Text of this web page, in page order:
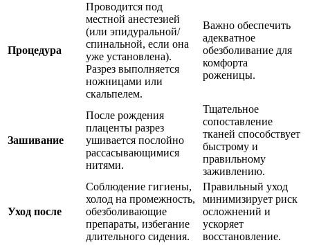
Процедура
Проводится под
местной анестезией
(или эпидуральной/
спинальной, если она
уже установлена).
Разрез выполняется
ножницами или
скальпелем.
Важно обеспечить
адекватное
обезболивание для
комфорта
роженицы.
Зашивание
После рождения
плаценты разрез
ушивается послойно
рассасывающимися
нитями.
Тщательное
сопоставление
тканей способствует
быстрому и
правильному
заживлению.
Уход после
Соблюдение гигиены,
холод на промежность,
обезболивающие
препараты, избегание
длительного сидения.
Правильный уход
минимизирует риск
осложнений и
ускоряет
восстановление.